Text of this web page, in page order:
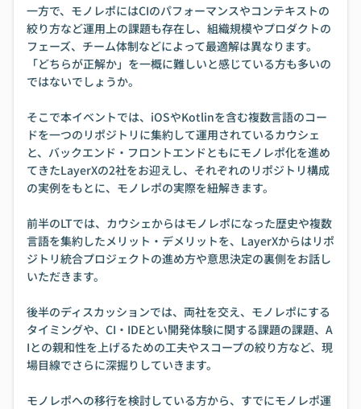
一方で、モノレポにはCIのパフォーマンスやコンテキストの
絞り方など運用上の課題も存在し、組織規模やプロダクトの
フェーズ、チーム体制などによって最適解は異なります。
「どちらが正解か」を一概に難しいと感じている方も多いの
ではないでしょうか。
そこで本イベントでは、iOSやKotlinを含む複数言語のコー
ドを一つのリポジトリに集約して運用されているカウシェ
と、バックエンド・フロントエンドともにモノレポ化を進め
てきたLayerXの2社をお迎えし、それぞれのリポジトリ構成
の実例をもとに、モノレポの実際を紐解きます。
前半のLTでは、カウシェからはモノレポになった歴史や複数
言語を集約したメリット・デメリットを、LayerXからはリポ
ジトリ統合プロジェクトの進め方や意思決定の裏側をお話し
いただきます。
後半のディスカッションでは、両社を交え、モノレポにする
タイミングや、CI・IDEとい開発体験に関する課題の課題、A
Iとの親和性を上げるための工夫やスコープの絞り方など、現
場目線でさらに深掘りしていきます。
モノレポへの移行を検討している方から、すでにモノレポ運